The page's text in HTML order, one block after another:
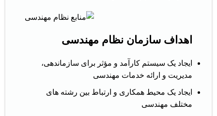
اهداف سازمان نظام مهندسی
ایجاد یک سیستم کارآمد و مؤثر برای سازماندهی،
مدیریت و ارائه خدمات مهندسی
ایجاد یک محیط همکاری و ارتباط بین رشته های
مختلف مهندسی